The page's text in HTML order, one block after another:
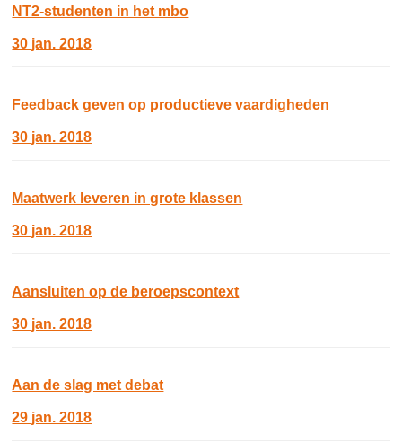
NT2-studenten in het mbo
30 jan. 2018
Feedback geven op productieve vaardigheden
30 jan. 2018
Maatwerk leveren in grote klassen
30 jan. 2018
Aansluiten op de beroepscontext
30 jan. 2018
Aan de slag met debat
29 jan. 2018